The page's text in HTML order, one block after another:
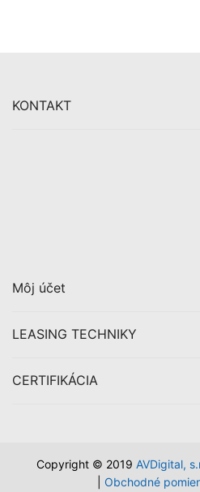
KONTAKT
Môj účet
LEASING TECHNIKY
CERTIFIKÁCIA
Copyright © 2019 AVDigital,
Obchodné